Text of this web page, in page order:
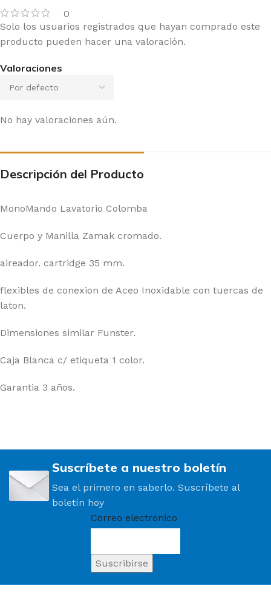
0
Valoraciones
No hay valoraciones aún.
Solo los usuarios registrados que hayan comprado este
producto pueden hacer una valoración.
Descripción del Producto
MonoMando Lavatorio Colomba
Cuerpo y Manilla Zamak cromado.
aireador. cartridge 35 mm.
flexibles de conexion de Aceo Inoxidable con tuercas de
laton.
Dimensiones similar Funster.
Caja Blanca c/ etiqueta 1 color.
Garantia 3 años.
Suscríbete a nuestro boletín
Sea el primero en saberlo. Suscríbete al
boletín hoy
Correo electrónico